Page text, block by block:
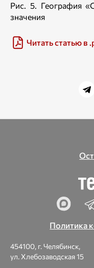
Рис. 5. География
значения
Читать статью в
Политика
454100, г. Челябинск,
ул. Хлебозаводская 15